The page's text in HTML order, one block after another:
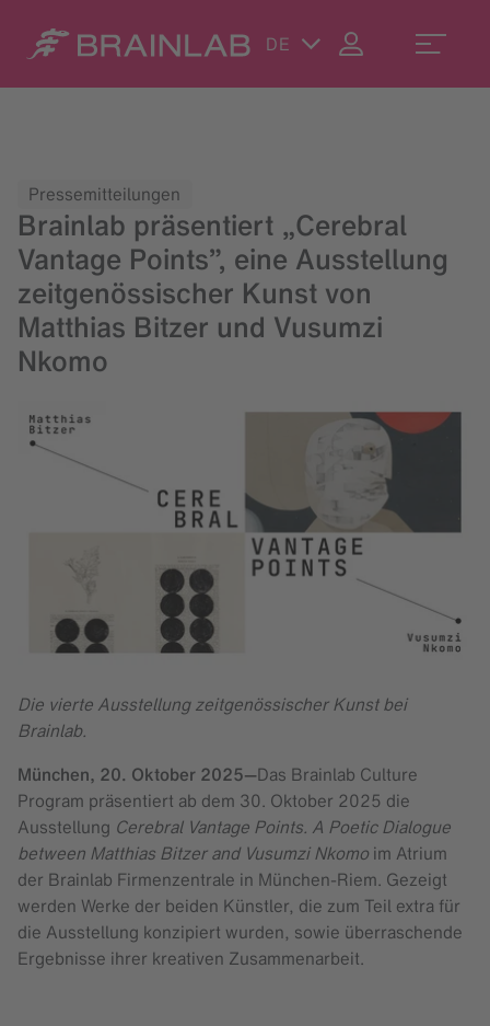
DE
Pressemitteilungen
Brainlab präsentiert „Cerebral
Vantage Points”, eine Ausstellung
zeitgenössischer Kunst von
Matthias Bitzer und Vusumzi
Nkomo
Die vierte Ausstellung zeitgenössischer Kunst bei
Brainlab.
München, 20. Oktober 2025—Das Brainlab Culture
Program präsentiert ab dem 30. Oktober 2025 die
Ausstellung Cerebral Vantage Points. A Poetic Dialogue
between Matthias Bitzer and Vusumzi Nkomo im Atrium
der Brainlab Firmenzentrale in München-Riem. Gezeigt
werden Werke der beiden Künstler, die zum Teil extra für
die Ausstellung konzipiert wurden, sowie überraschende
Ergebnisse ihrer kreativen Zusammenarbeit.